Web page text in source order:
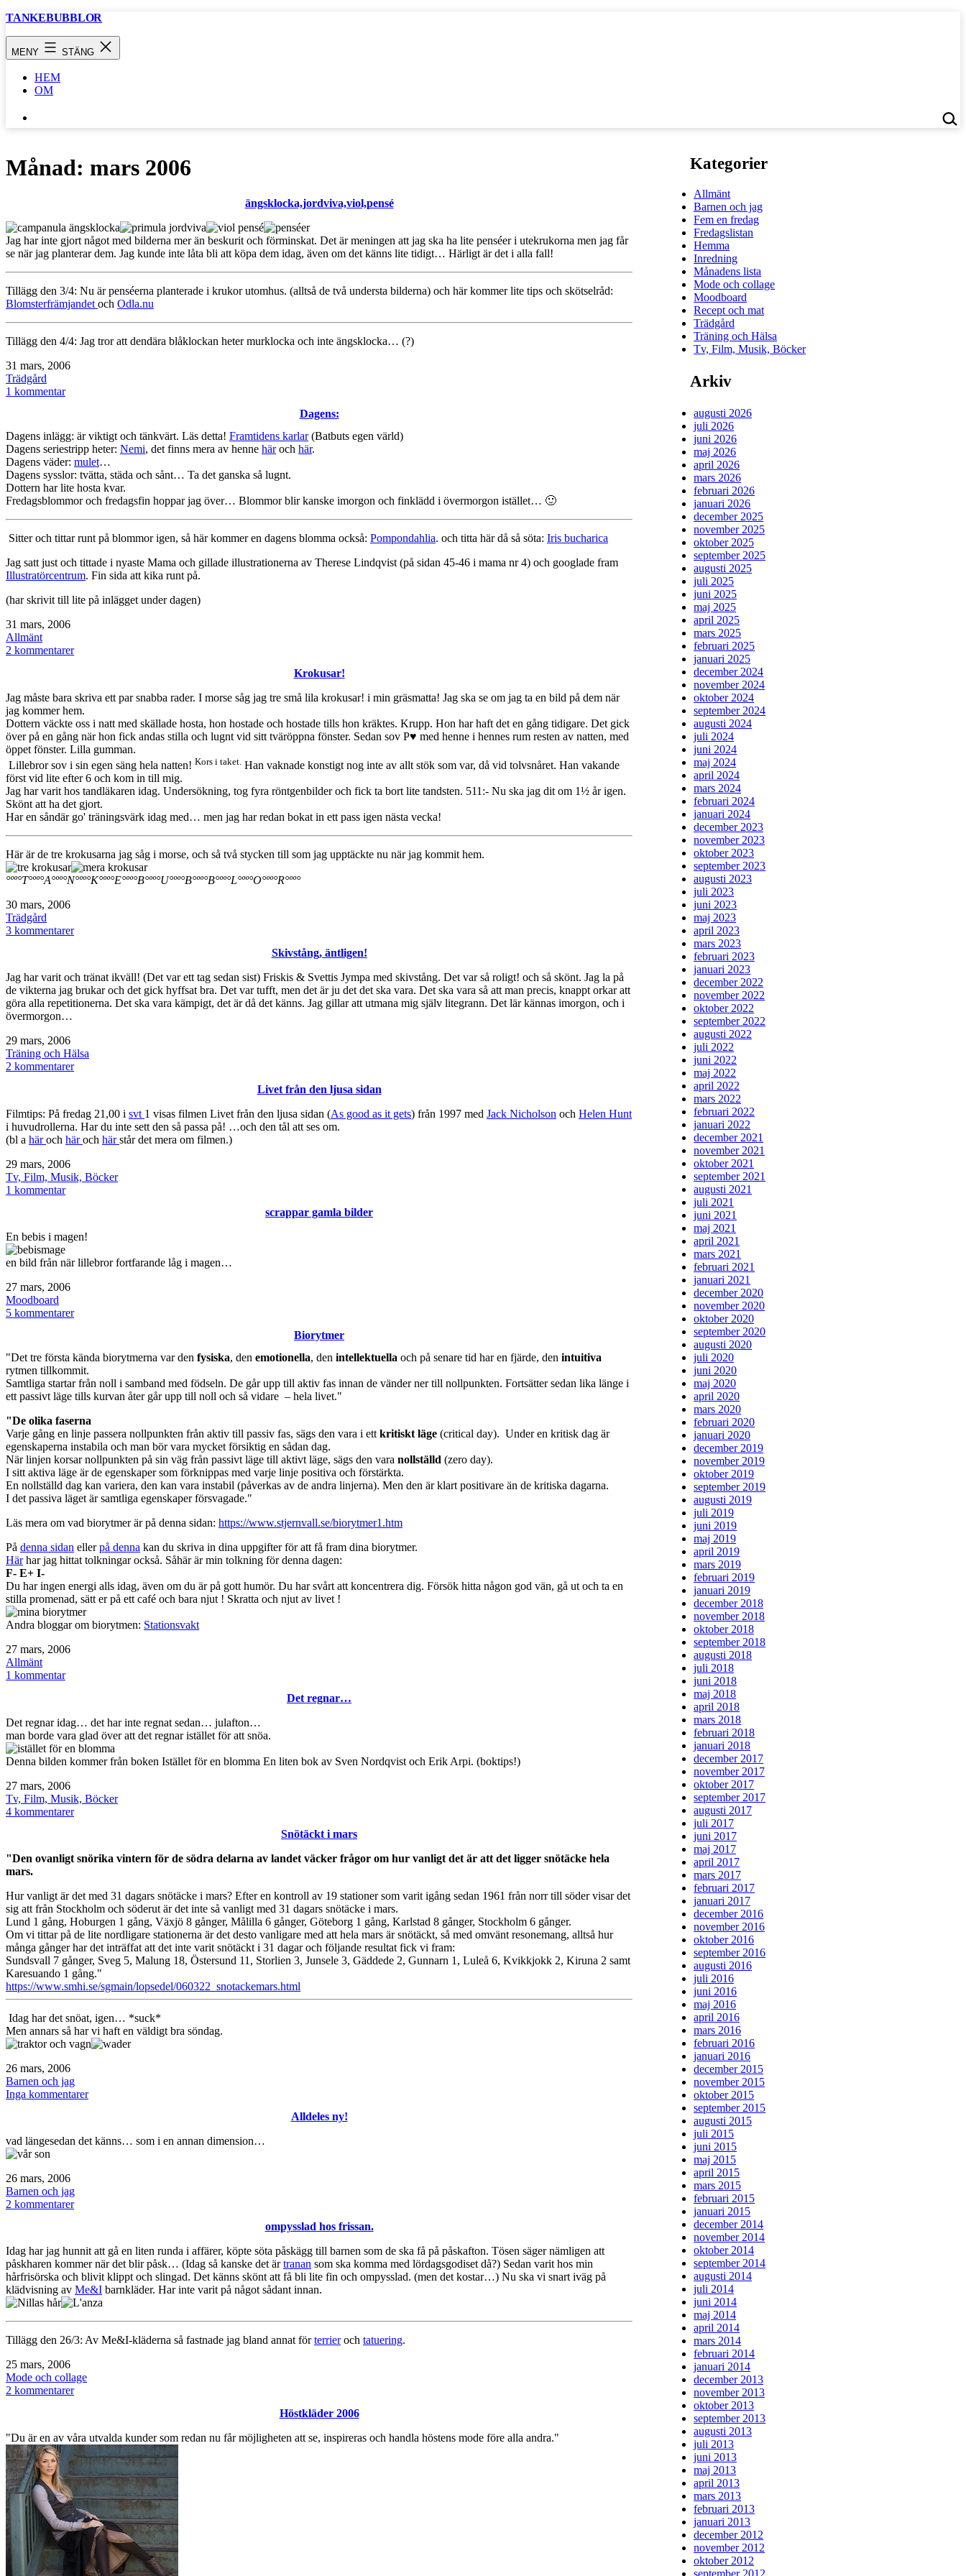
Hoppa
TANKEBUBBLOR
MENY STÄNG
HEM
OM
…
Månad: mars 2006
ängsklocka,jordviva,viol,pensé
Jag har inte gjort något med bilderna mer än beskurit och förminskat. Det är meningen att jag ska ha lite penséer i utekrukorna men jag får
se när jag planterar dem. Jag kunde inte låta bli att köpa dem idag, även om det känns lite tidigt… Härligt är det i alla fall!
Tillägg den 3/4: Nu är penséerna planterade i krukor utomhus. (alltså de två understa bilderna) och här kommer lite tips och skötselråd:
Blomsterfrämjandet och Odla.nu
Tillägg den 4/4: Jag tror att dendära blåklockan heter murklocka och inte ängsklocka… (?)
Publicerat
den
31 mars, 2006
Kategoriserat
som
Trädgård
1 kommentartill
Dagens:
Dagens inlägg: är viktigt och tänkvärt. Läs detta! Framtidens karlar(Batbuts egen värld)
Dagens seriestripp heter: Nemi, det finns mera av henne häroch här.
Dagens väder: mulet…
Dagens sysslor: tvätta, städa och sånt… Ta det ganska så lugnt.
Dottern har lite hosta kvar.
Fredagsblommor och fredagsfin hoppar jag över… Blommor blir kanske imorgon och finklädd i övermorgon istället… 🙂
Sitter och tittar runt på blommor igen, så här kommer en dagens blomma också: Pompondahlia. och titta här då så söta: Iris bucharica
Jag satt just och tittade i nyaste Mama och gillade illustrationerna av Therese Lindqvist (på sidan 45-46 i mama nr 4) och googlade fram
Illustratörcentrum. Fin sida att kika runt på.
(har skrivit till lite på inlägget under dagen)
Publicerat
den
31 mars, 2006
Kategoriserat
som
Allmänt
2 kommentarertill
Krokusar!
Jag måste bara skriva ett par snabba rader. I morse såg jag tre små lila krokusar! i min gräsmatta! Jag ska se om jag ta en bild på dem när
jag kommer hem.
Dottern väckte oss i natt med skällade hosta, hon hostade och hostade tills hon kräktes. Krupp. Hon har haft det en gång tidigare. Det gick
över på en gång när hon fick andas stilla och lugnt vid sitt tväröppna fönster. Sedan sov P♥ med henne i hennes rum resten av natten, med
öppet fönster. Lilla gumman.
Lillebror sov i sin egen säng hela natten! Kors i taket. Han vaknade konstigt nog inte av allt stök som var, då vid tolvsnåret. Han vakande
först vid lite efter 6 och kom in till mig.
Jag har varit hos tandläkaren idag. Undersökning, tog fyra röntgenbilder och fick ta bort lite tandsten. 511:- Nu ska jag dit om 1½ år igen.
Skönt att ha det gjort.
Har en såndär go' träningsvärk idag med… men jag har redan bokat in ett pass igen nästa vecka!
Här är de tre krokusarna jag såg i morse, och så två stycken till som jag upptäckte nu när jag kommit hem.
°ºº°T°ºº°A°ºº°N°ºº°K°ºº°E°ºº°B°ºº°U°ºº°B°ºº°B°ºº°L°ºº°O°ºº°R°ºº°
Publicerat
den
30 mars, 2006
Kategoriserat
som
Trädgård
3 kommentarertill
Skivstång, äntligen!
Jag har varit och tränat ikväll! (Det var ett tag sedan sist) Friskis & Svettis Jympa med skivstång. Det var så roligt! och så skönt. Jag la på
de vikterna jag brukar och det gick hyffsat bra. Det var tufft, men det är ju det det ska vara. Det ska vara så att man precis, knappt orkar att
göra alla repetitionerna. Det ska vara kämpigt, det är då det känns. Jag gillar att utmana mig själv litegrann. Det lär kännas imorgon, och i
övermorgon…
Publicerat
den
29 mars, 2006
Kategoriserat
som
Träning och Hälsa
2 kommentarertill
Livet från den ljusa sidan
Filmtips: På fredag 21,00 i svt 1 visas filmen Livet från den ljusa sidan (As good as it gets) från 1997 med Jack Nicholson och Helen Hunt
i huvudrollerna. Har du inte sett den så passa på! …och den tål att ses om.
(bl a häroch häroch härstår det mera om filmen.)
Publicerat
den
29 mars, 2006
Kategoriserat
som
Tv, Film, Musik, Böcker
1 kommentartill
ljusa
sidan
scrappar gamla bilder
En bebis i magen!
en bild från när lillebror fortfarande låg i magen…
Publicerat
den
27 mars, 2006
Kategoriserat
som
Moodboard
5 kommentarertill
bilder
Biorytmer
"Det tre första kända biorytmerna var den fysiska, den emotionella, den intellektuella och på senare tid har en fjärde, den intuitiva
rytmen tillkommit.
Samtliga startar från noll i samband med födseln. De går upp till aktiv fas innan de vänder ner till nollpunkten. Fortsätter sedan lika länge i
ett passivt läge tills kurvan åter går upp till noll och så vidare – hela livet."
"De olika faserna
Varje gång en linje passera nollpunkten från aktiv till passiv fas, sägs den vara i ett kritiskt läge (critical day). Under en kritisk dag är
egenskaperna instabila och man bör vara mycket försiktig en sådan dag.
När linjen korsar nollpunkten på sin väg från passivt läge till aktivt läge, sägs den vara nollställd (zero day).
I sitt aktiva läge är de egenskaper som förknippas med varje linje positiva och förstärkta.
En nollställd dag kan variera, den kan vara instabil (påverkas av de andra linjerna). Men den är klart positivare än de kritiska dagarna.
I det passiva läget är samtliga egenskaper försvagade."
Läs mera om vad biorytmer är på denna sidan: https://www.stjernvall.se/biorytmer1.htm
På denna sidan ellerpå denna kan du skriva in dina uppgifter för att få fram dina biorytmer.
Härhar jag hittat tolkningar också. Såhär är min tolkning för denna dagen:
F- E+ I-
Du har ingen energi alls idag, även om du är på gott humör. Du har svårt att koncentrera dig. Försök hitta någon god vän, gå ut och ta en
stilla promenad, sätt er på ett café och bara njut ! Skratta och njut av livet !
Andra bloggar om biorytmen: Stationsvakt
Publicerat
den
27 mars, 2006
Kategoriserat
som
Allmänt
1 kommentartill
Det regnar…
Det regnar idag… det har inte regnat sedan… julafton…
man borde vara glad över att det regnar istället för att snöa.
Denna bilden kommer från boken Istället för en blomma En liten bok av Sven Nordqvist och Erik Arpi. (boktips!)
Publicerat
den
27 mars, 2006
Kategoriserat
som
Tv, Film, Musik, Böcker
4 kommentarertill
Snötäckt i mars
"Den ovanligt snörika vintern för de södra delarna av landet väcker frågor om hur vanligt det är att det ligger snötäcke hela
mars.
Hur vanligt är det med 31 dagars snötäcke i mars? Efter en kontroll av 19 stationer som varit igång sedan 1961 från norr till söder visar det
sig att från Stockholm och söderut är det inte så vanligt med 31 dagars snötäcke i mars.
Lund 1 gång, Hoburgen 1 gång, Växjö 8 gånger, Målilla 6 gånger, Göteborg 1 gång, Karlstad 8 gånger, Stockholm 6 gånger.
Om vi tittar på de lite nordligare stationerna är det desto vanligare med att hela mars är snötäckt, så med omvänt resonemang, alltså hur
många gånger har det inträffat att det inte varit snötäckt i 31 dagar och följande resultat fick vi fram:
Sundsvall 7 gånger, Sveg 5, Malung 18, Östersund 11, Storlien 3, Junsele 3, Gäddede 2, Gunnarn 1, Luleå 6, Kvikkjokk 2, Kiruna 2 samt
Karesuando 1 gång."
https://www.smhi.se/sgmain/lopsedel/060322_snotackemars.html
Idag har det snöat, igen… *suck*
Men annars så har vi haft en väldigt bra söndag.
Publicerat
den
26 mars, 2006
Kategoriserat
som
Barnen och jag
Inga kommentarertill
Alldeles ny!
vad längesedan det känns… som i en annan dimension…
Publicerat
den
26 mars, 2006
Kategoriserat
som
Barnen och jag
2 kommentarertill
ompysslad hos frissan.
Idag har jag hunnit att gå en liten runda i affärer, köpte söta påskägg till barnen som de ska få på påskafton. Tösen säger nämligen att
påskharen kommer när det blir påsk… (Idag så kanske det ärtranan som ska komma med lördagsgodiset då?) Sedan varit hos min
hårfrisörska och blivit klippt och slingad. Det känns skönt att få bli lite fin och ompysslad. (men det kostar…) Nu ska vi snart iväg på
klädvisning av Me&I barnkläder. Har inte varit på något sådant innan.
Tillägg den 26/3: Av Me&I-kläderna så fastnade jag bland annat förterrieroch tatuering.
Publicerat
den
25 mars, 2006
Kategoriserat
som
Mode och collage
2 kommentarertill
Höstkläder 2006
"Du är en av våra utvalda kunder som redan nu får möjligheten att se, inspireras och handla höstens mode före alla andra."
Kategorier
Allmänt
Barnen och jag
Fem en fredag
Fredagslistan
Hemma
Inredning
Månadens lista
Mode och collage
Moodboard
Recept och mat
Trädgård
Träning och Hälsa
Tv, Film, Musik, Böcker
Arkiv
augusti 2026
juli 2026
juni 2026
maj 2026
april 2026
mars 2026
februari 2026
januari 2026
december 2025
november 2025
oktober 2025
september 2025
augusti 2025
juli 2025
juni 2025
maj 2025
april 2025
mars 2025
februari 2025
januari 2025
december 2024
november 2024
oktober 2024
september 2024
augusti 2024
juli 2024
juni 2024
maj 2024
april 2024
mars 2024
februari 2024
januari 2024
december 2023
november 2023
oktober 2023
september 2023
augusti 2023
juli 2023
juni 2023
maj 2023
april 2023
mars 2023
februari 2023
januari 2023
december 2022
november 2022
oktober 2022
september 2022
augusti 2022
juli 2022
juni 2022
maj 2022
april 2022
mars 2022
februari 2022
januari 2022
december 2021
november 2021
oktober 2021
september 2021
augusti 2021
juli 2021
juni 2021
maj 2021
april 2021
mars 2021
februari 2021
januari 2021
december 2020
november 2020
oktober 2020
september 2020
augusti 2020
juli 2020
juni 2020
maj 2020
april 2020
mars 2020
februari 2020
januari 2020
december 2019
november 2019
oktober 2019
september 2019
augusti 2019
juli 2019
juni 2019
maj 2019
april 2019
mars 2019
februari 2019
januari 2019
december 2018
november 2018
oktober 2018
september 2018
augusti 2018
juli 2018
juni 2018
maj 2018
april 2018
mars 2018
februari 2018
januari 2018
december 2017
november 2017
oktober 2017
september 2017
augusti 2017
juli 2017
juni 2017
maj 2017
april 2017
mars 2017
februari 2017
januari 2017
december 2016
november 2016
oktober 2016
september 2016
augusti 2016
juli 2016
juni 2016
maj 2016
april 2016
mars 2016
februari 2016
januari 2016
december 2015
november 2015
oktober 2015
september 2015
augusti 2015
juli 2015
juni 2015
maj 2015
april 2015
mars 2015
februari 2015
januari 2015
december 2014
november 2014
oktober 2014
september 2014
augusti 2014
juli 2014
juni 2014
maj 2014
april 2014
mars 2014
februari 2014
januari 2014
december 2013
november 2013
oktober 2013
september 2013
augusti 2013
juli 2013
juni 2013
maj 2013
april 2013
mars 2013
februari 2013
januari 2013
december 2012
november 2012
oktober 2012
september 2012